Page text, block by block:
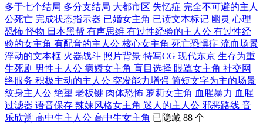
多于七个结局 多分支结局 大都市区 失忆症 完全不可避的主人
公死亡 完成状态指示器 已婚女主角 已读文本标记 幽灵 心理
恐怖怪物 日本黑帮 有声思维 有过性经验的主人公 有过性经
验的女主角 有配音的主人公 核心女主角 死亡恐惧症 流血场景
浮动的文本框 火器战斗 照片背景 特写CG 现代东京 生存为重
生死剧 男性主人公 病娇女主角 盲目选择 眼罩女主角 社交网
络服务 积极主动的主人公 突发能力增强 简短文字为主的场景
纹身主人公 绝望 老板键 肉体恐怖 萝莉女主角 血腥暴力 血腥
过滤器 语音保存 辣妹风格女主角 迷人的主人公 邪恶路线 音
乐欣赏 高中生主人公 高中生女主角 已隐藏 88 个